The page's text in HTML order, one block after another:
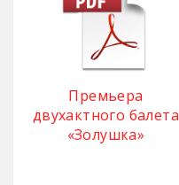
Премьера
двухактного балета
«Золушка»